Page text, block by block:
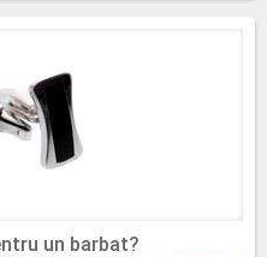
un barbat?